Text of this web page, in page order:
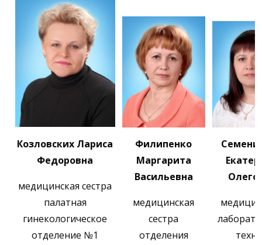
Козловских Лариса
Федоровна
медицинская сестра
палатная
гинекологическое
отделение №1
Филипенко
Маргарита
Васильевна
медицинская
сестра
отделения